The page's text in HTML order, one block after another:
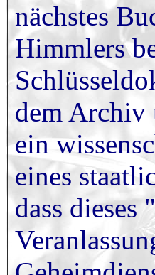
nächstes
Himmlers
dem Archiv
ein
eines
dass